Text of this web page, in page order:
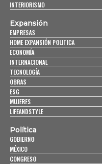
INTERIORISMO
Expansión
EMPRESAS
HOME EXPANSIÓN POLITICA
ECONOMÍA
INTERNACIONAL
TECNOLOGÍA
OBRAS
ESG
MUJERES
LIFEANDSTYLE
Política
GOBIERNO
MÉXICO
CONGRESO